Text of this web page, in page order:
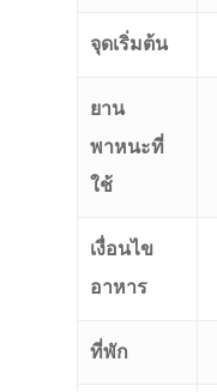
จุดเริ่มต้น
ยาน
พาหนะที่
ใช้
เงื่อนไข
อาหาร
ที่พัก